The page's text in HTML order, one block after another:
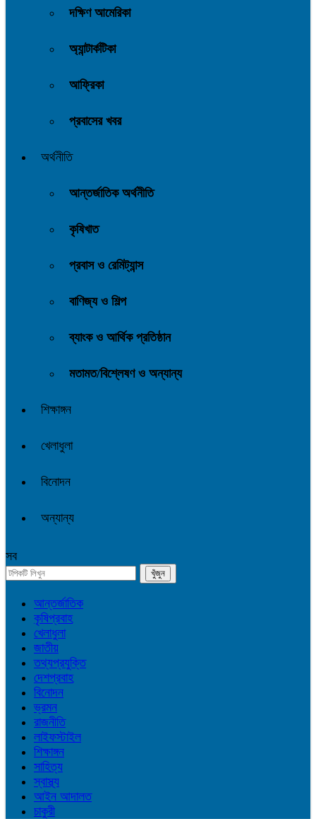
দক্ষিণ আমেরিকা
অ্যান্টার্কটিকা
আফ্রিকা
প্রবাসের খবর
অর্থনীতি
আন্তর্জাতিক অর্থনীতি
কৃষিখাত
প্রবাস ও রেমিট্যান্স
বাণিজ্য ও শিল্প
ব্যাংক ও আর্থিক প্রতিষ্ঠান
মতামত/বিশ্লেষণ ও অন্যান্য
শিক্ষাঙ্গন
খেলাধুলা
বিনোদন
অন্যান্য
সব
আন্তর্জাতিক
কৃষিপ্রবাহ
খেলাধুলা
জাতীয়
তথ্যপ্রযুক্তি
দেশপ্রবাহ
বিনোদন
ভ্রমন
রাজনীতি
লাইফস্টাইল
শিক্ষাঙ্গন
সাহিত্য
স্বাস্থ্য
আইন আদালত
চাকুরী